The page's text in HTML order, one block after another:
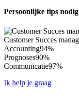
Persoonlijke tips
Customer Succes
Accounting94%
Prognoses90%
Communicatie97%
Ik help je graag